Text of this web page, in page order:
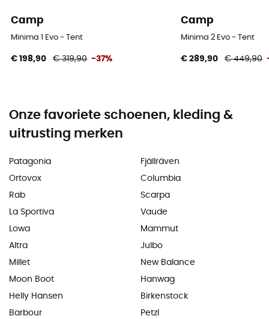
Camp
Minima 1 Evo - Tent
€ 198,90 € 319,90 -37%
Camp
Minima 2 Evo - Tent
€ 289,90 € 449,90
Onze favoriete schoenen, kleding &
uitrusting merken
Patagonia
Ortovox
Rab
La Sportiva
Lowa
Altra
Millet
Moon Boot
Helly Hansen
Barbour
Fjällräven
Columbia
Scarpa
Vaude
Mammut
Julbo
New Balance
Hanwag
Birkenstock
Petzl